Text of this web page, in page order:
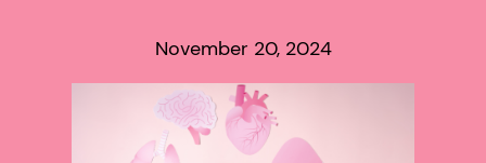
November 20, 2024